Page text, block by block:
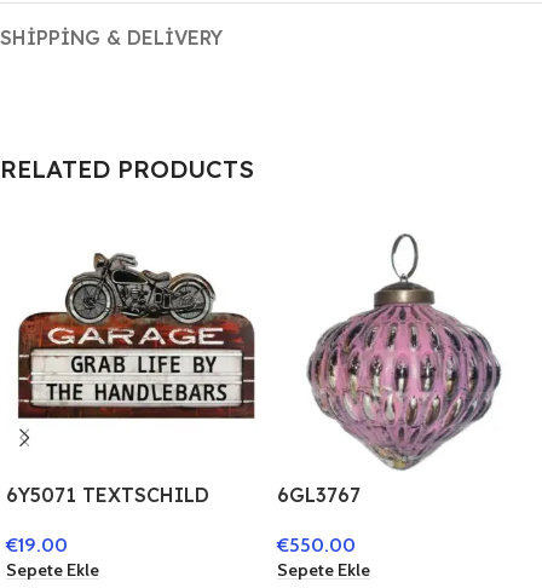
SHIPPING & DELIVERY
RELATED PRODUCTS
6Y5071 TEXTSCHILD
MOTOR
€19.00
Sepete Ekle
6GL3767
Ø 7 CM ROSA GLAS
WEIHNACHTSDEKO
€550.00
Sepete Ekle